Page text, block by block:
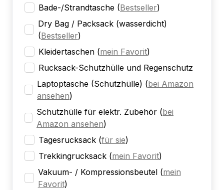
Bade-/Strandtasche (Bestseller)
Dry Bag / Packsack (wasserdicht)
(Bestseller)
Kleidertaschen (mein Favorit)
Rucksack-Schutzhülle und Regenschutz
Laptoptasche (Schutzhülle) (bei Amazon
ansehen)
Schutzhülle für elektr. Zubehör (bei
Amazon ansehen)
Tagesrucksack (für sie)
Trekkingrucksack (mein Favorit)
Vakuum- / Kompressionsbeutel (mein
Favorit)